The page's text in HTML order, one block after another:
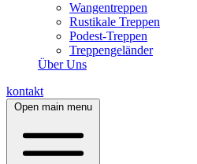
Wangentreppen
Rustikale Treppen
Podest-Treppen
Treppengeländer
Über Uns
kontakt
Open main menu